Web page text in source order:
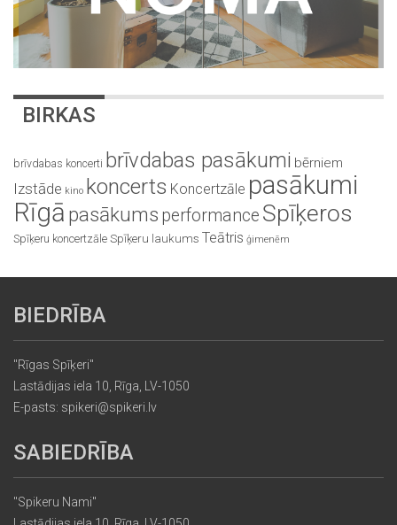
BIRKAS
brīvdabas koncerti brīvdabas pasākumi bērniem
Izstāde kino koncerts Koncertzāle pasākumi
Rīgā pasākums performance Spīķeros
Spīķeru koncertzāle Spīķeru laukums Teātris ģimenēm
BIEDRĪBA
"Rīgas Spīķeri"
Lastādijas iela 10, Rīga, LV-1050
E-pasts: spikeri@spikeri.lv
SABIEDRĪBA
"Spikeru Nami"